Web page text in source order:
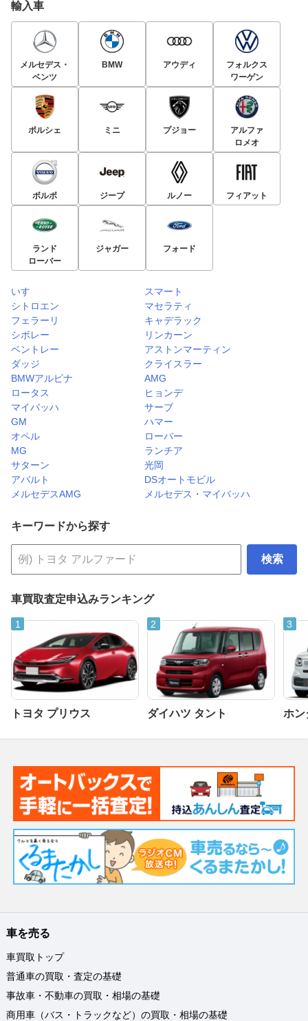
輸入車
メルセデス・
ベンツ
BMW アウディ
フォルクス
ワーゲン
ポルシェ ミニ プジョー
アルファ
ロメオ
ボルボ ジープ ルノー フィアット
ランド
ローバー
ジャガー フォード
いすゞ
スマート
シトロエン
マセラティ
フェラーリ
キャデラック
シボレー
リンカーン
ベントレー
アストンマーティン
ダッジ
クライスラー
BMWアルピナ
AMG
ロータス
ヒョンデ
マイバッハ
サーブ
GM
ハマー
オペル
ローバー
MG
ランチア
サターン
光岡
アバルト
DSオートモビル
メルセデスAMG
メルセデス・マイバッハ
キーワードから探す
検索
車買取査定申込みランキング
トヨタ プリウス ダイハツ タント ホン
車を売る
車買取トップ
普通車の買取・査定の基礎
事故車・不動車の買取・相場の基礎
商用車（バス・トラックなど）の買取・相場の基礎